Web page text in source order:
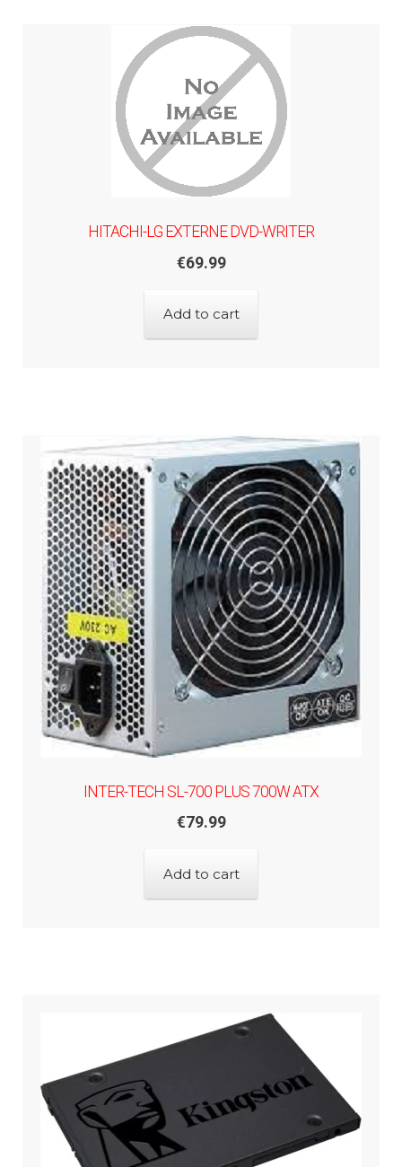
HITACHI-LG EXTERNE DVD-WRITER
€69.99
Add to cart
INTER-TECH SL-700 PLUS 700W ATX
€79.99
Add to cart